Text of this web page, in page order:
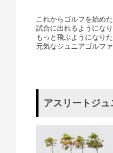
これからゴルフを始め
試合に出れるようになり
もっと飛ぶようになりた
元気なジュニアゴルフ
アスリートジュ